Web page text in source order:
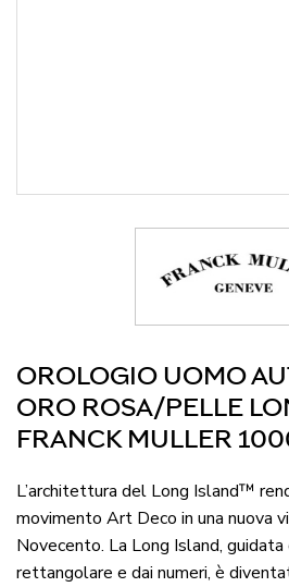
OROLOGIO UOMO
ORO ROSA/PELLE
FRANCK MULLER
L’architettura del Long Island™
movimento Art Deco in una nuova
Novecento. La Long Island,
rettangolare e dai numeri, è